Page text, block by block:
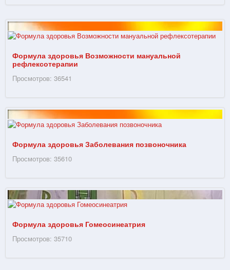
Формула здоровья Возможности мануальной
рефлексотерапии
Просмотров: 36541
Формула здоровья Заболевания позвоночника
Просмотров: 35610
Формула здоровья Гомеосинеатрия
Просмотров: 35710